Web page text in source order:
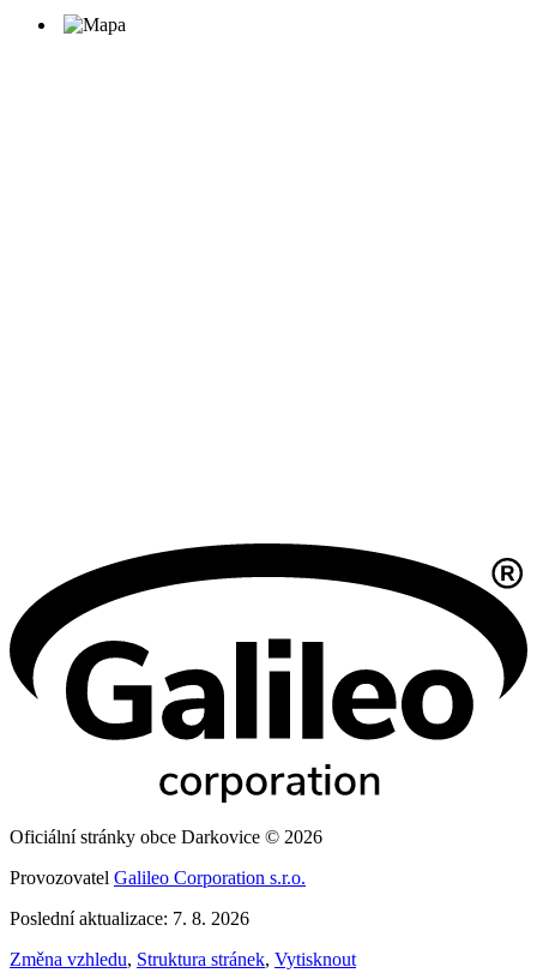
Oficiální stránky obce Darkovice © 2026
Provozovatel Galileo Corporation s.r.o.
Poslední aktualizace: 7. 8. 2026
Změna vzhledu, Struktura stránek, Vytisknout